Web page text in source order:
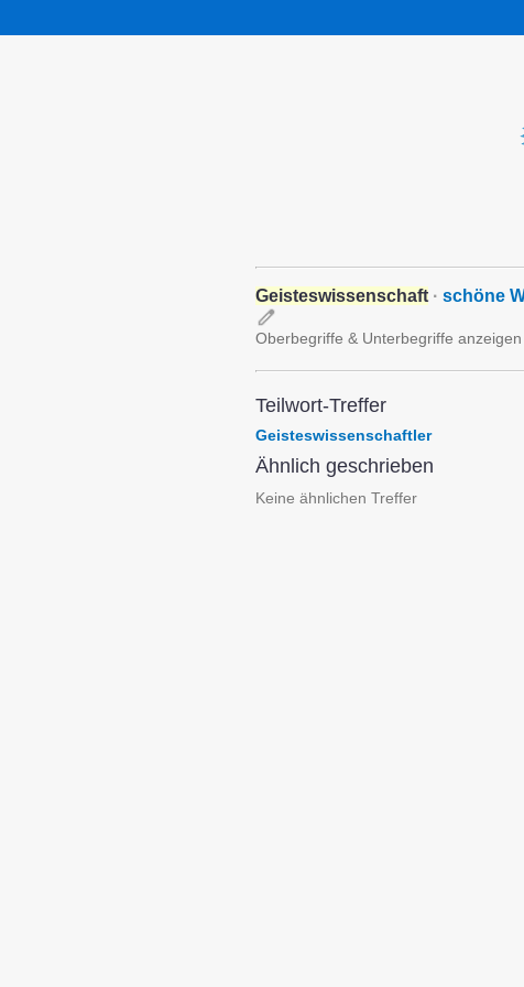
Geisteswissenschaft · schöne
Oberbegriffe & Unterbegriffe anzeigen
Teilwort-Treffer
Geisteswissenschaftler
Ähnlich geschrieben
Keine ähnlichen Treffer